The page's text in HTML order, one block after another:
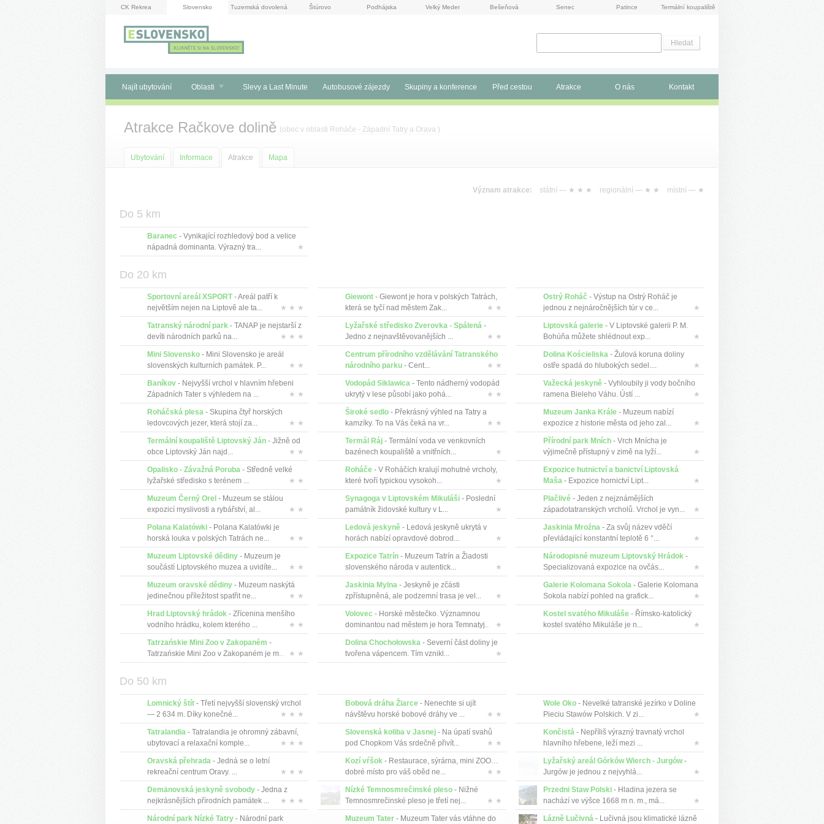
CK Rekrea Slovensko Tuzemská dovolená Štúrovo Podhájska Velký Meder Bešeňová Senec Patince Termální koupaliště
Najít ubytování Oblasti Slevy a Last Minute Autobusové zájezdy Skupiny a konference Před cestou Atrakce O nás Kontakt
Atrakce Račkove dolině (obec v oblasti Roháče - Západní Tatry a Orava )
Ubytování Informace Atrakce Mapa
Význam atrakce: státní — ★ ★ ★ regionální — ★ ★ místní — ★
Do 5 km
Baranec - Vynikající rozhledový bod a velice
nápadná dominanta. Výrazný tra...
★
Do 20 km
Sportovní areál XSPORT- Areál patří k
největším nejen na Liptově ale ta...
★ ★ ★
Tatranský národní park - TANAP je nejstarší z
devíti národních parků na...
★ ★ ★
Mini Slovensko - Mini Slovensko je areál
slovenských kulturních památek. P...
★ ★
Baníkov - Nejvyšší vrchol v hlavním hřebeni
Západních Tater s výhledem na ...
★ ★
Roháčská plesa - Skupina čtyř horských
ledovcových jezer, která stojí za...
★ ★
Termální koupaliště Liptovský Ján - Jižně od
obce Liptovský Ján najd...
★ ★
Opalisko - Závažná Poruba - Středně velké
lyžařské středisko s terénem ...
★ ★
Muzeum Černý Orel - Muzeum se stálou
expozicí myslivosti a rybářství, al...
★ ★
Polana Kalatówki - Polana Kalatówki je
horská louka v polských Tatrách ne...
★ ★
Muzeum Liptovské dědiny - Muzeum je
součástí Liptovského muzea a uvidíte...
★ ★
Muzeum oravské dědiny - Muzeum naskýtá
jedinečnou příležitost spatřit ne...
★ ★
Hrad Liptovský hrádok - Zřícenina menšího
vodního hrádku, kolem kterého ...
★ ★
Tatrzańskie Mini Zoo v Zakopaném -
Tatrzańskie Mini Zoo v Zakopaném je m...
★ ★
Giewont- Giewont je hora v polských Tatrách,
která se tyčí nad městem Zak...
★ ★
Lyžařské středisko Zverovka - Spálená-
Jedno z nejnavštěvovanějších ...
★ ★
Centrum přírodního vzdělávání Tatranského
národního parku- Cent... ★ ★
Vodopád Siklawica- Tento nádherný vodopád
ukrytý v lese působí jako pohá...
★ ★
Široké sedlo- Překrásný výhled na Tatry a
kamzíky. To na Vás čeká na vr...
★ ★
Termál Ráj- Termální voda ve venkovních
bazénech koupaliště a vnitřních...
★
Roháče- V Roháčích kralují mohutné vrcholy,
které tvoří typickou vysokoh...
★
Synagoga v Liptovském Mikuláši- Poslední
památník židovské kultury v L...
★
Ledová jeskyně - Ledová jeskyně ukrytá v
horách nabízí opravdové dobrod...
★
Expozice Tatrín- Muzeum Tatrín a Žiadosti
slovenského národa v autentick...
★
Jaskinia Mylna- Jeskyně je zčásti
zpřístupněná, ale podzemní trasa je vel...
★
Volovec - Horské městečko. Významnou
dominantou nad městem je hora Temnatyj...
★
Dolina Chochołowska- Severní část doliny je
tvořena vápencem. Tím vznikl...
★
Ostrý Roháč - Výstup na Ostrý Roháč je
jednou z nejnáročnějších túr v ce...
★
Liptovská galerie- V Liptovské galerii P. M.
Bohúňa můžete shlédnout exp...
★
Dolina Kościeliska- Žulová koruna doliny
ostře spadá do hlubokých sedel....
★
Važecká jeskyně- Vyhloubily ji vody bočního
ramena Bieleho Váhu. Ústí ...
★
Muzeum Janka Krále - Muzeum nabízí
expozice z historie města od jeho zal...
★
Přírodní park Mních- Vrch Mnícha je
výjimečně přístupný v zimě na lyží...
★
Expozice hutnictví a banictví Liptovská
Maša- Expozice hornictví Lipt... ★
Plačlivé- Jeden z nejznámějších
západotatranských vrcholů. Vrchol je vyn...
★
Jaskinia Mroźna- Za svůj název vděčí
převládající konstantní teplotě 6 °...
★
Národopisné muzeum Liptovský Hrádok-
Specializovaná expozice na ovčás...
★
Galerie Kolomana Sokola- Galerie Kolomana
Sokola nabízí pohled na grafick...
★
Kostel svatého Mikuláše- Římsko-katolický
kostel svatého Mikuláše je n...
★
Do 50 km
Lomnický štít - Třetí nejvyšší slovenský vrchol
— 2 634 m. Díky konečné...
★ ★ ★
Tatralandia - Tatralandia je ohromný zábavní,
ubytovací a relaxační komple...
★ ★ ★
Oravská přehrada - Jedná se o letní
rekreační centrum Oravy. ...
★ ★ ★
Demänovská jeskyně svobody - Jedna z
nejkrásnějších přírodních památek ...
★ ★ ★
Národní park Nízké Tatry - Národní park
Bobová dráha Žiarce- Nenechte si ujít
návštěvu horské bobové dráhy ve ...
★ ★
Slovenská koliba v Jasnej- Na úpatí svahů
pod Chopkom Vás srdečně přivít...
★ ★
Kozí vŕšok- Restaurace, sýrárna, mini ZOO…
dobré místo pro váš oběd ne...
★ ★
Nízké Temnosmrečinské pleso- Nižné
Temnosmrečinské pleso je třetí nej...
★ ★
Muzeum Tater- Muzeum Tater vás vtáhne do
Wole Oko- Nevelké tatranské jezírko v Doline
Pieciu Stawów Polskich. V zi...
★
Končistá- Nepříliš výrazný travnatý vrchol
hlavního hřebene, leží mezi ...
★
Lyžařský areál Górków Wierch - Jurgów-
Jurgów je jednou z nejvyhlá...
★
Przedni Staw Polski - Hladina jezera se
nachází ve výšce 1668 m n. m., má...
★
Lázně Lučivná- Lučivná jsou klimatické lázně